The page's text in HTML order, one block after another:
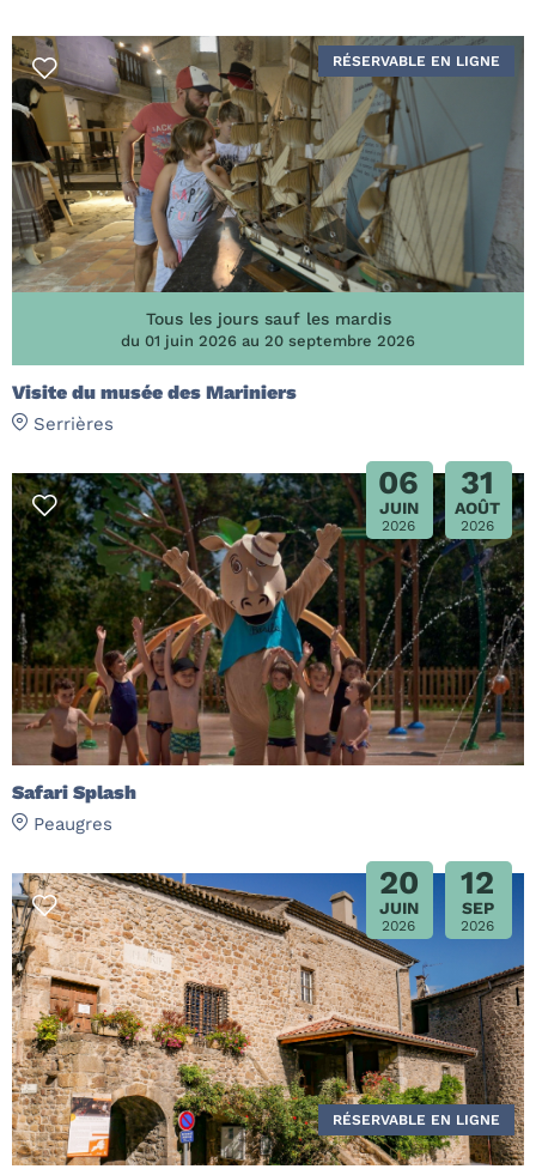
Tous les jours sauf les mardis
du 01 juin 2026 au 20 septembre 2026
Visite du musée des Mariniers
Serrières
RÉSERVABLE EN LIGNE
06
JUIN
2026
31
AOÛT
2026
Safari Splash
Peaugres
20
JUIN
2026
12
SEP
2026
RÉSERVABLE EN LIGNE